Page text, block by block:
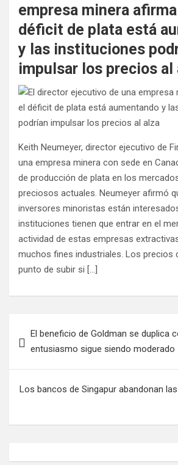
empresa minera afirma
déficit de plata está
y las instituciones
impulsar los precios al
Keith Neumeyer, director ejecutivo de
una empresa minera con sede en
de producción de plata en los
preciosos actuales. Neumeyer afirmó
inversores minoristas están
instituciones tienen que entrar en el
actividad de estas empresas
muchos fines industriales. Los precios
punto de subir si […]
de El beneficio de Goldman se duplica
entusiasmo sigue siendo moderado
Los bancos de Singapur abandonan